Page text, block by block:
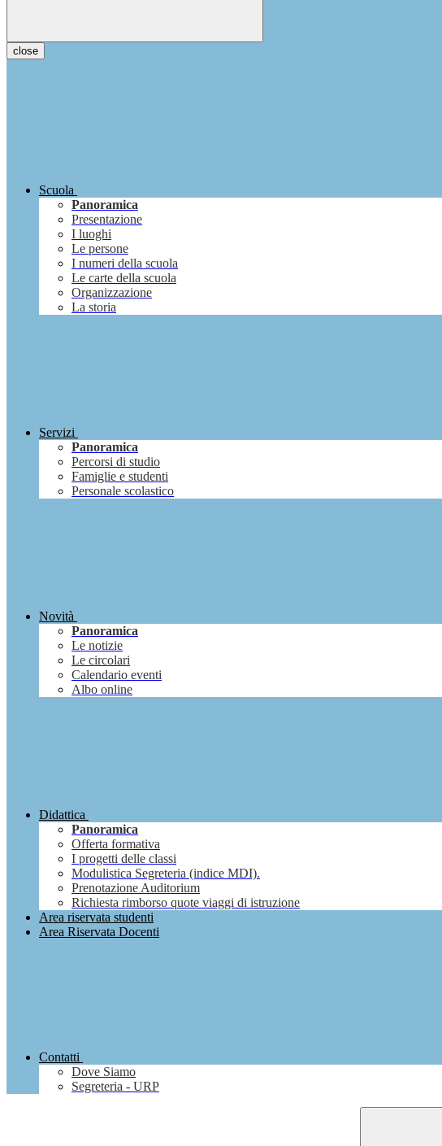
close
Scuola
Panoramica
Presentazione
I luoghi
Le persone
I numeri della scuola
Le carte della scuola
Organizzazione
La storia
Servizi
Panoramica
Percorsi di studio
Famiglie e studenti
Personale scolastico
Novità
Panoramica
Le notizie
Le circolari
Calendario eventi
Albo online
Didattica
Panoramica
Offerta formativa
I progetti delle classi
Modulistica Segreteria (indice MDI).
Prenotazione Auditorium
Richiesta rimborso quote viaggi di istruzione
Area riservata studenti
Area Riservata Docenti
Contatti
Dove Siamo
Segreteria - URP